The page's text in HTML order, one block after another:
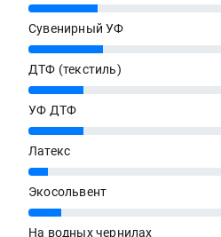
25%
Сувенирный УФ
27%
ДТФ (текстиль)
20%
УФ ДТФ
20%
Латекс
7%
Экосольвент
12%
На водных чернилах